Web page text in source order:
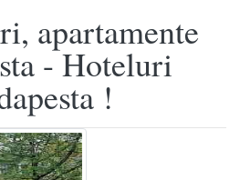
apartamente
- Hoteluri
!